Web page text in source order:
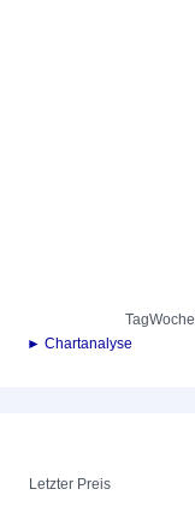
TagWoche
► Chartanalyse
Letzter Preis